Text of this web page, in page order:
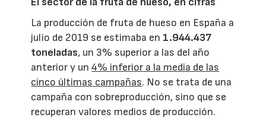
La producción de fruta de hueso en España a
julio de 2019 se estimaba en 1.944.437
toneladas, un 3% superior a las del año
anterior y un4% inferior a la media de las
cinco últimas campañas. No se trata de una
campaña con sobreproducción, sino que se
recuperan valores medios de producción.